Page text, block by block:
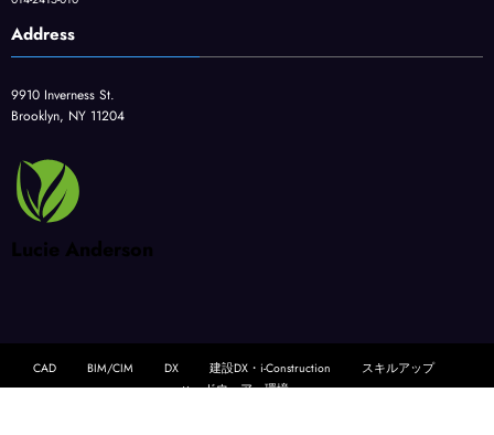
Address
9910 Inverness St.
Brooklyn, NY 11204
Lucie Anderson
CAD BIM/CIM DX 建設DX・i-Construction
スキルアップ
ハードウェア・環境